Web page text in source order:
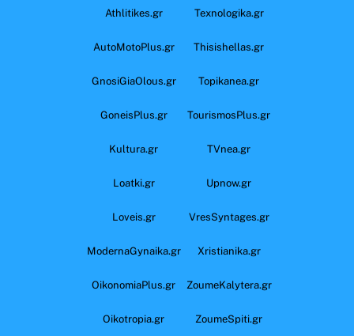
Athlitikes.gr Texnologika.gr
AutoMotoPlus.gr Thisishellas.gr
GnosiGiaOlous.gr Topikanea.gr
GoneisPlus.gr TourismosPlus.gr
Kultura.gr TVnea.gr
Loatki.gr Upnow.gr
Loveis.gr VresSyntages.gr
ModernaGynaika.gr Xristianika.gr
OikonomiaPlus.gr ZoumeKalytera.gr
Oikotropia.gr ZoumeSpiti.gr